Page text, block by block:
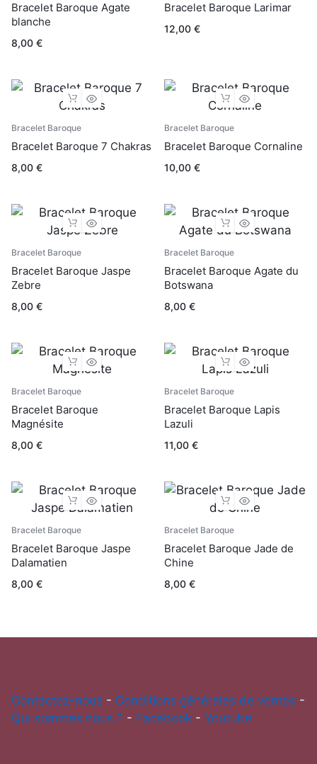
Bracelet Baroque Agate
blanche
8,00 €
Bracelet Baroque Larimar
12,00 €
Bracelet Baroque
Bracelet Baroque 7 Chakras
8,00 €
Bracelet Baroque
Bracelet Baroque Cornaline
10,00 €
Bracelet Baroque
Bracelet Baroque Jaspe
Zebre
8,00 €
Bracelet Baroque
Bracelet Baroque Agate du
Botswana
8,00 €
Bracelet Baroque
Bracelet Baroque
Magnésite
8,00 €
Bracelet Baroque
Bracelet Baroque Lapis
Lazuli
11,00 €
Bracelet Baroque
Bracelet Baroque Jaspe
Dalamatien
8,00 €
Bracelet Baroque
Bracelet Baroque Jade de
Chine
8,00 €
Contactez-nous - Conditions générales de ventes -
Qui sommes nous ? - Facebook - Youtube